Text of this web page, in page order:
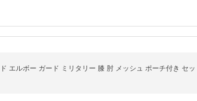
エルボー ガード ミリタリー 膝 肘 メッシュ ポーチ付き セッ